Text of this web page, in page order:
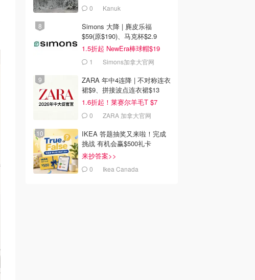
0 Kanuk
Simons 大降 | 麂皮乐福
$59(原$190)、马克杯$2.9
1.5折起 NewEra棒球帽$19
1 Simons加拿大官网
ZARA 年中4连降 | 不对称连衣
裙$9、拼接波点连衣裙$13
1.6折起！莱赛尔羊毛T $7
0 ZARA 加拿大官网
IKEA 答题抽奖又来啦！完成
挑战 有机会赢$500礼卡
来抄答案>>
0 Ikea Canada